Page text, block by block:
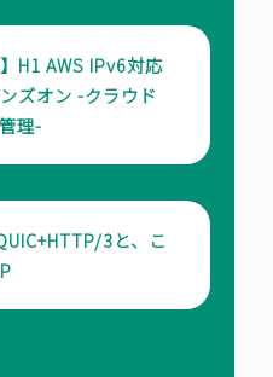
H1 AWS IPv6対応
ズオン -クラウド
理-
3と、こ